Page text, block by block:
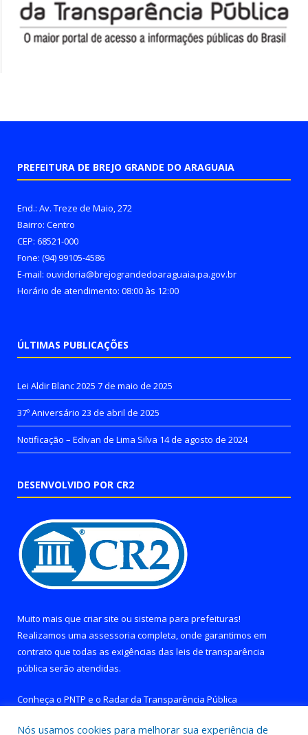
PREFEITURA DE BREJO GRANDE DO ARAGUAIA
End.: Av. Treze de Maio, 272
Bairro: Centro
CEP: 68521-000
Fone: (94) 99105-4586
E-mail: ouvidoria@brejograndedoaraguaia.pa.gov.br
Horário de atendimento: 08:00 às 12:00
ÚLTIMAS PUBLICAÇÕES
Lei Aldir Blanc 2025 7 de maio de 2025
37º Aniversário 23 de abril de 2025
Notificação – Edivan de Lima Silva 14 de agosto de 2024
DESENVOLVIDO POR CR2
Muito mais que criar site ou sistema para prefeituras!
Realizamos uma assessoria completa, onde garantimos em
contrato que todas as exigências das leis de transparência
pública serão atendidas.
Conheça o PNTP e o Radar da Transparência Pública
Nós usamos cookies para melhorar sua experiência de